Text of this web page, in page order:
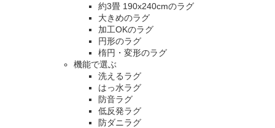
約3畳 190x240cmのラグ
大きめのラグ
加工OKのラグ
円形のラグ
楕円・変形のラグ
機能で選ぶ
洗えるラグ
はっ水ラグ
防音ラグ
低反発ラグ
防ダニラグ